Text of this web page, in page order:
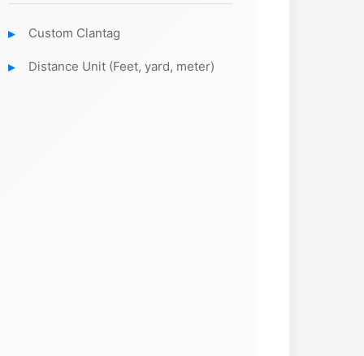
Custom Clantag
Distance Unit (Feet, yard, meter)